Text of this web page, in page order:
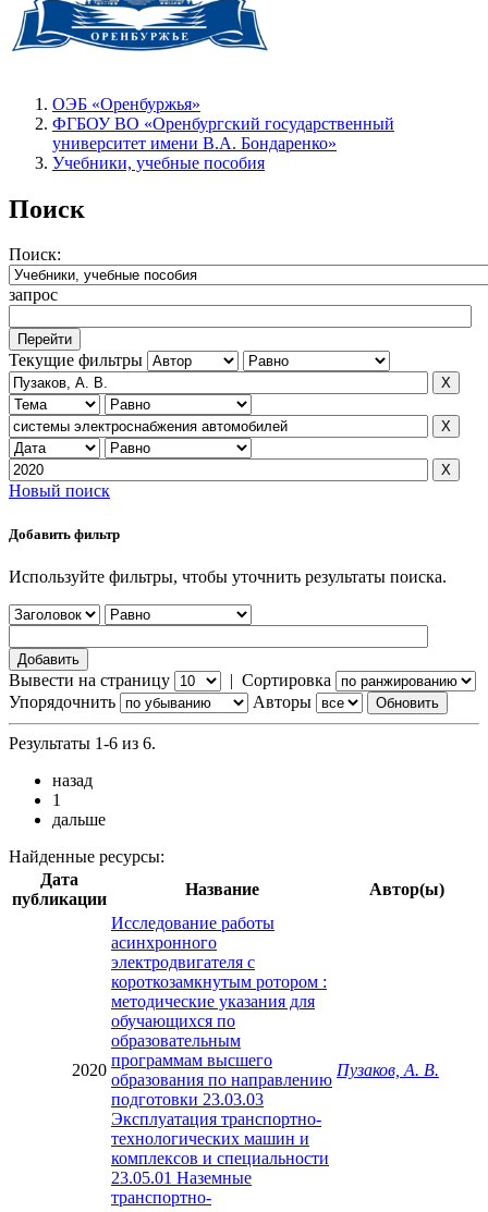
ОЭБ «Оренбуржья»
ФГБОУ ВО «Оренбургский государственный
университет имени В.А. Бондаренко»
Учебники, учебные пособия
Поиск
Поиск:
запрос
Текущие фильтры
Новый поиск
Добавить фильтр
Используйте фильтры, чтобы уточнить результаты поиска.
Вывести на страницу | Сортировка
Упорядочнить
Авторы
Результаты 1-6 из 6.
назад
1
дальше
Найденные ресурсы:
Дата
публикации
Название Автор(ы)
2020
Исследование работы
асинхронного
электродвигателя с
короткозамкнутым ротором :
методические указания для
обучающихся по
образовательным
программам высшего
образования по направлению
подготовки 23.03.03
Эксплуатация транспортно-
технологических машин и
комплексов и специальности
23.05.01 Наземные
транспортно-
Пузаков, А. В.